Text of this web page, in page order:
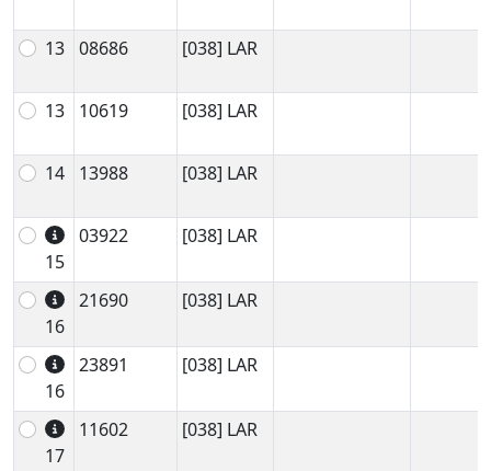
13 08686 [038] LAR
13 10619 [038] LAR
14 13988 [038] LAR
15
03922 [038] LAR
16
21690 [038] LAR
16
23891 [038] LAR
17
11602 [038] LAR